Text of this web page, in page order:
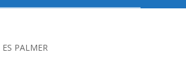
ES PALMER